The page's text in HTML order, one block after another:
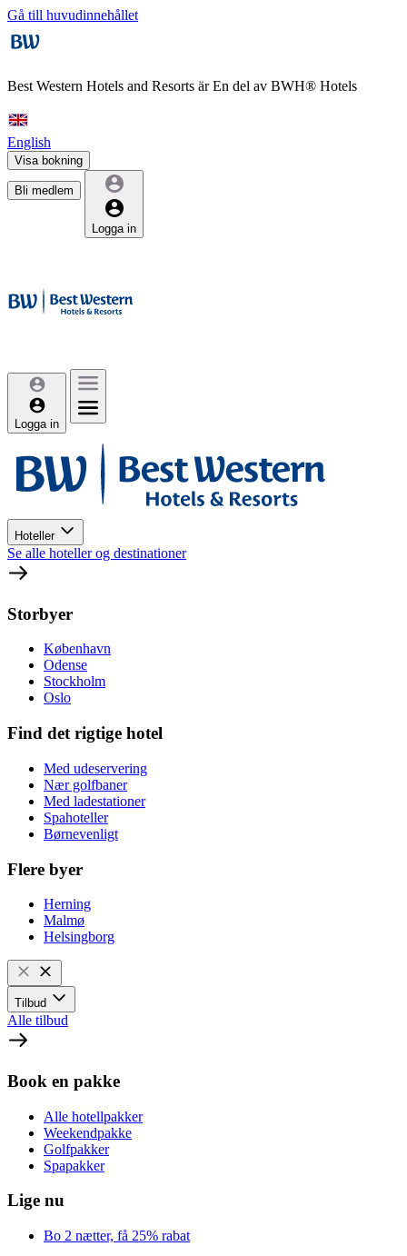
Gå till huvudinnehållet
Best Western Hotels and Resorts ärEn del av BWH® Hotels
English
Visa bokning
Bli medlem
Logga in
Logga in
Hoteller
Se alle hoteller og destinationer
Storbyer
København
Odense
Stockholm
Oslo
Find det rigtige hotel
Med udeservering
Nær golfbaner
Med ladestationer
Spahoteller
Børnevenligt
Flere byer
Herning
Malmø
Helsingborg
Tilbud
Alle tilbud
Book en pakke
Alle hotellpakker
Weekendpakke
Golfpakker
Spapakker
Lige nu
Bo 2 nætter, få 25% rabat